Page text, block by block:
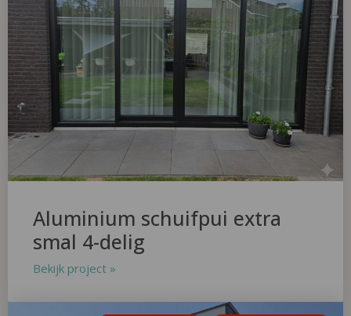
Aluminium schuifpui extra
smal 4-delig
Bekijk project »